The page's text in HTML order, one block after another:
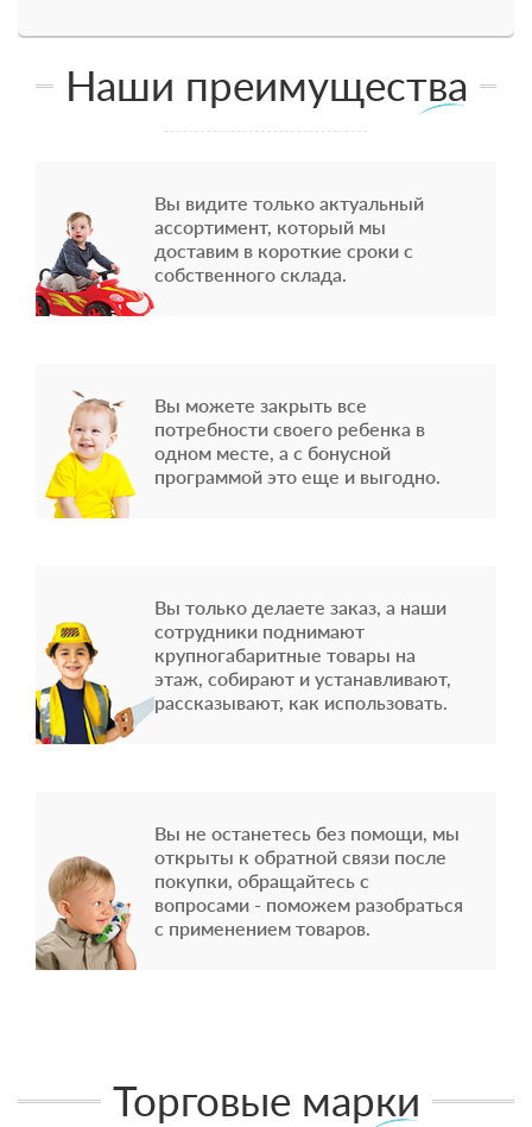
Наши преимущества
Вы видите только актуальный
ассортимент, который мы
доставим в короткие сроки с
собственного склада.
Вы можете закрыть все
потребности своего ребенка в
одном месте, а с бонусной
программой это еще и выгодно.
Вы только делаете заказ, а наши
сотрудники поднимают
крупногабаритные товары на
этаж, собирают и устанавливают,
рассказывают, как использовать.
Вы не останетесь без помощи, мы
открыты к обратной связи после
покупки, обращайтесь с
вопросами - поможем разобраться
с применением товаров.
Торговые марки